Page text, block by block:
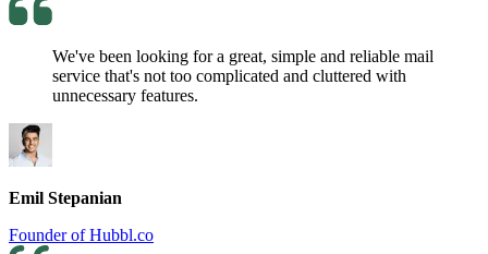
We've been looking for a great, simple and reliable mail
service that's not too complicated and cluttered with
unnecessary features.
Emil Stepanian
Founder of Hubbl.co